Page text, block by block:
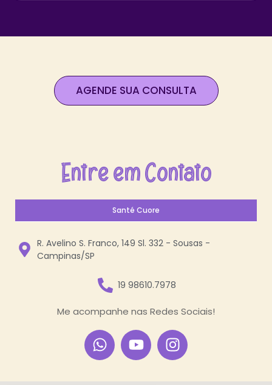
AGENDE SUA CONSULTA
Entre em Contato
Santé Cuore
R. Avelino S. Franco, 149 Sl. 332 - Sousas -
Campinas/SP
19 98610.7978
Me acompanhe nas Redes Sociais!